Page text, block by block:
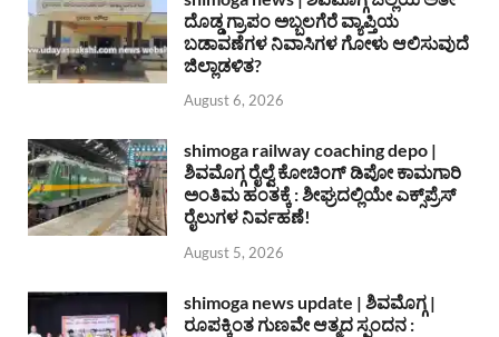
ದೊಡ್ಡ ಗ್ರಾಪಂ ಅಬ್ಬಲಗೆರೆ ವ್ಯಾಪ್ತಿಯ
ಬಡಾವಣೆಗಳ ನಿವಾಸಿಗಳ ಗೋಳು ಆಲಿಸುವುದೆ
ಜಿಲ್ಲಾಡಳಿತ?
August 6, 2026
shimoga railway coaching depo |
ಶಿವಮೊಗ್ಗ ರೈಲ್ವೆ ಕೋಚಿಂಗ್ ಡಿಪೋ ಕಾಮಗಾರಿ
ಅಂತಿಮ ಹಂತಕ್ಕೆ : ಶೀಘ್ರದಲ್ಲಿಯೇ ಎಕ್ಸ್‌ಪ್ರೆಸ್
ರೈಲುಗಳ ನಿರ್ವಹಣೆ!
August 5, 2026
shimoga news update | ಶಿವಮೊಗ್ಗ |
ರೂಪಕ್ಕಿಂತ ಗುಣವೇ ಆತ್ಮದ ಸ್ಪಂದನ :